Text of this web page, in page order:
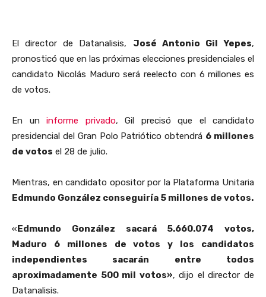
El director de Datanalisis, José Antonio Gil Yepes,
pronosticó que en las próximas elecciones presidenciales el
candidato Nicolás Maduro será reelecto con 6 millones es
de votos.
En un informe privado, Gil precisó que el candidato
presidencial del Gran Polo Patriótico obtendrá 6 millones
de votos el 28 de julio.
Mientras, en candidato opositor por la Plataforma Unitaria
Edmundo González conseguiría 5 millones de votos.
«Edmundo González sacará 5.660.074 votos,
Maduro 6 millones de votos y los candidatos
independientes sacarán entre todos
aproximadamente 500 mil votos», dijo el director de
Datanalisis.